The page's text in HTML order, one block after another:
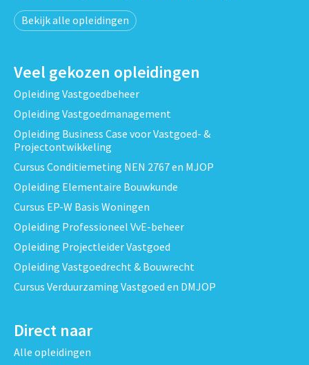
Bekijk alle opleidingen
Veel gekozen opleidingen
Opleiding Vastgoedbeheer
Opleiding Vastgoedmanagement
Opleiding Business Case voor Vastgoed- &
Projectontwikkeling
Cursus Conditiemeting NEN 2767 en MJOP
Opleiding Elementaire Bouwkunde
Cursus EP-W Basis Woningen
Opleiding Professioneel VvE-beheer
Opleiding Projectleider Vastgoed
Opleiding Vastgoedrecht & Bouwrecht
Cursus Verduurzaming Vastgoed en DMJOP
Direct naar
Alle opleidingen